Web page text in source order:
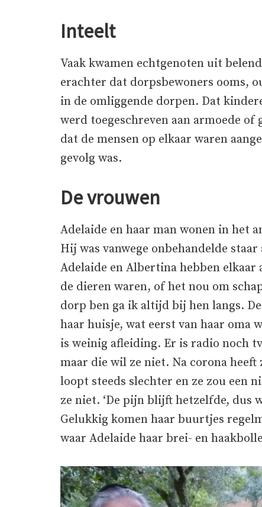
Inteelt
Vaak kwamen echtgenoten uit
erachter dat dorpsbewoners ooms,
in de omliggende dorpen. Dat
werd toegeschreven aan armoede of
dat de mensen op elkaar waren
gevolg was.
De vrouwen
Adelaide en haar man wonen in het
Hij was vanwege onbehandelde
Adelaide en Albertina hebben
de dieren waren, of het nou om
dorp ben ga ik altijd bij hen langs.
haar huisje, wat eerst van haar oma
is weinig afleiding. Er is radio noch
maar die wil ze niet. Na corona heeft
loopt steeds slechter en ze zou een
ze niet. ‘De pijn blijft hetzelfde, dus
Gelukkig komen haar buurtjes
waar Adelaide haar brei- en